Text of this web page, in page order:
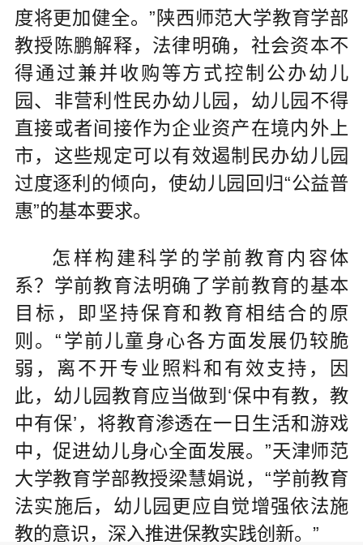
度将更加健全。”陕西师范大学教育学部
教授陈鹏解释，法律明确，社会资本不
得通过兼并收购等方式控制公办幼儿
园、非营利性民办幼儿园，幼儿园不得
直接或者间接作为企业资产在境内外上
市，这些规定可以有效遏制民办幼儿园
过度逐利的倾向，使幼儿园回归“公益普
惠”的基本要求。
怎样构建科学的学前教育内容体
系？学前教育法明确了学前教育的基本
目标，即坚持保育和教育相结合的原
则。“学前儿童身心各方面发展仍较脆
弱，离不开专业照料和有效支持，因
此，幼儿园教育应当做到‘保中有教，教
中有保’，将教育渗透在一日生活和游戏
中，促进幼儿身心全面发展。”天津师范
大学教育学部教授梁慧娟说，“学前教育
法实施后，幼儿园更应自觉增强依法施
教的意识，深入推进保教实践创新。”